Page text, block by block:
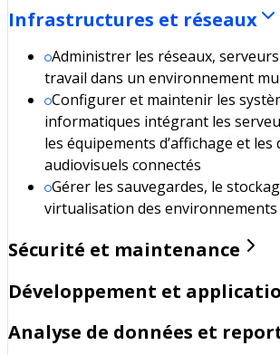
Infrastructures et réseaux
Administrer les réseaux,
travail dans un environnement
Configurer et maintenir les
informatiques intégrant les
les équipements d’affichage et
audiovisuels connectés
Gérer les sauvegardes, le
virtualisation des environnements
Sécurité et maintenance
Développement et
Analyse de données et